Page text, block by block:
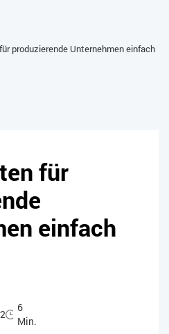
produzierende Unternehmen einfach
für
einfach
6
Min.